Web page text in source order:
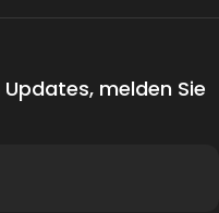
melden Sie